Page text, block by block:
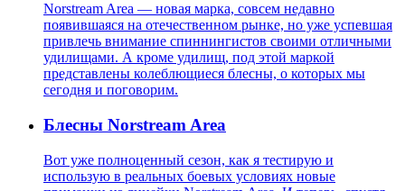
Norstream Area — новая марка, совсем недавно
появившаяся на отечественном рынке, но уже успевшая
привлечь внимание спиннингистов своими отличными
удилищами. А кроме удилищ, под этой маркой
представлены колеблющиеся блесны, о которых мы
сегодня и поговорим.
Блесны Norstream Area
Вот уже полноценный сезон, как я тестирую и
использую в реальных боевых условиях новые